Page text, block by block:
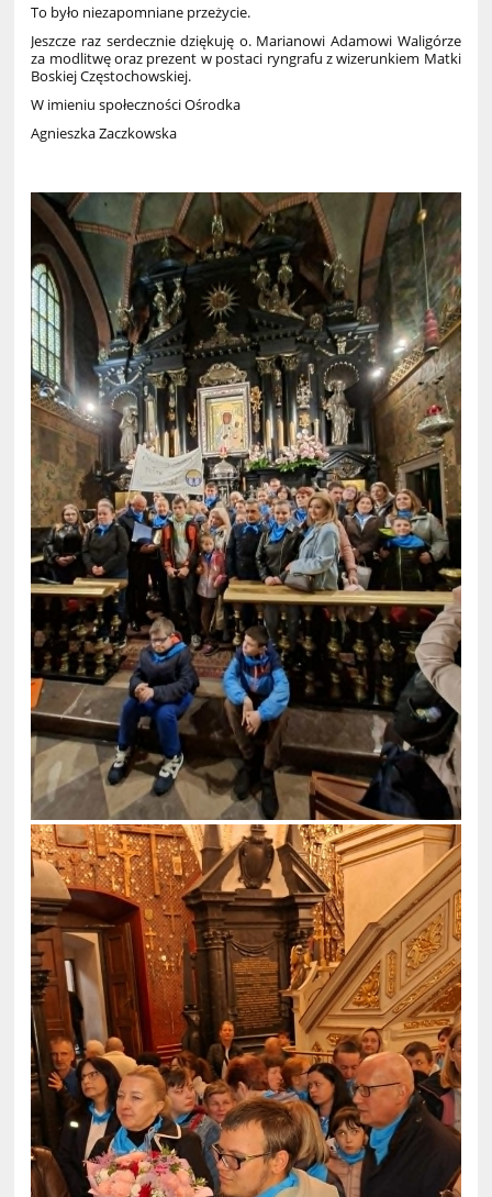
To było niezapomniane przeżycie.
Jeszcze raz serdecznie dziękuję o. Marianowi Adamowi Waligórze
za modlitwę oraz prezent w postaci ryngrafu z wizerunkiem Matki
Boskiej Częstochowskiej.
W imieniu społeczności Ośrodka
Agnieszka Zaczkowska